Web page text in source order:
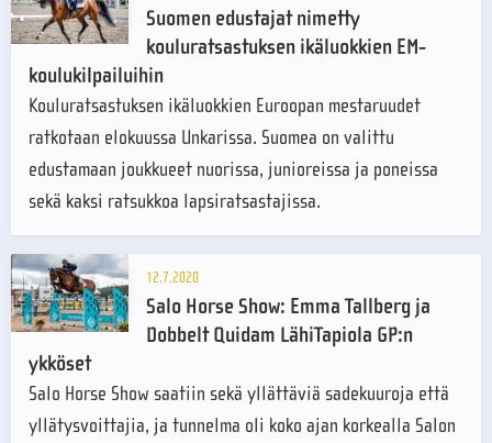
Suomen edustajat nimetty
kouluratsastuksen ikäluokkien EM-
koulukilpailuihin
Kouluratsastuksen ikäluokkien Euroopan mestaruudet
ratkotaan elokuussa Unkarissa. Suomea on valittu
edustamaan joukkueet nuorissa, junioreissa ja poneissa
sekä kaksi ratsukkoa lapsiratsastajissa.
12.7.2020
Salo Horse Show: Emma Tallberg ja
Dobbelt Quidam LähiTapiola GP:n
ykköset
Salo Horse Show saatiin sekä yllättäviä sadekuuroja että
yllätysvoittajia, ja tunnelma oli koko ajan korkealla Salon